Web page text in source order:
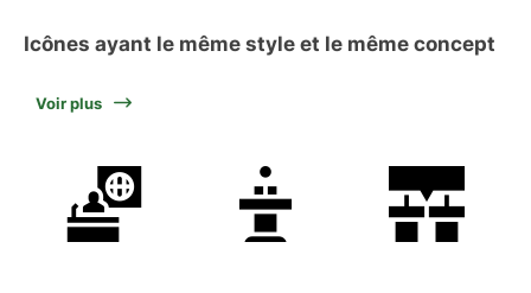
Icônes ayant le même style et le même concept
Voir plus